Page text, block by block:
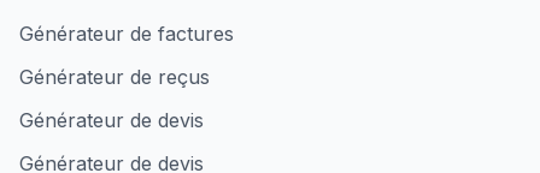
Générateur de factures
Générateur de reçus
Générateur de devis
Générateur de devis